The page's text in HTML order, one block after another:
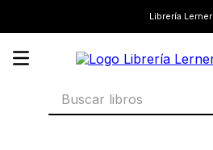
Librería Lerner
Buscar libros